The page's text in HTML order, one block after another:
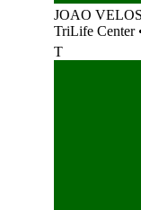
JOAO
TriLife Center
T